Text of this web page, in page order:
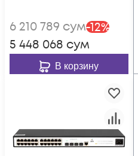
6 210 789 сум-12%
5 448 068 сум
В корзину